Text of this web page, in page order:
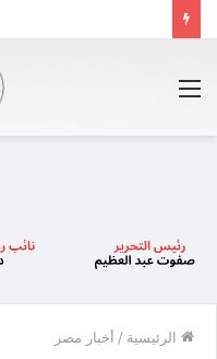
الرئيسية / أخبار مصر